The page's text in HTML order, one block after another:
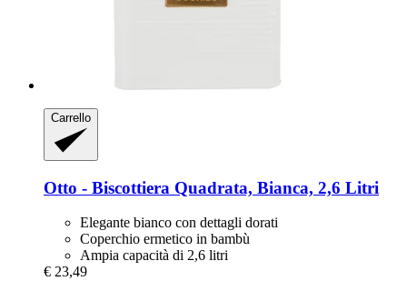
Carrello
Otto -​ Biscottiera Quadrata, Bianca, 2,6 Litri
Elegante bianco con dettagli dorati
Coperchio ermetico in bambù
Ampia capacità di 2,6 litri
€ 23,49